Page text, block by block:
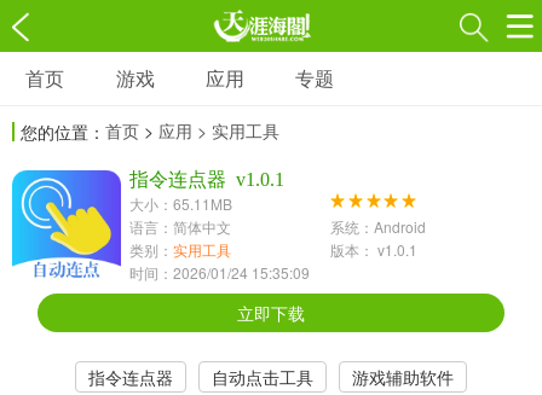
游戏
3697款应用
1597款应用
休闲益智
13387款应用
2196款应用
冒险解谜
1072款应用
418款应用
568款应用
首页 游戏 应用 专题
您的位置： 首页 > 应用 > 实用工具
指令连点器 v1.0.1
大小：65.11MB
语言：简体中文
系统：Android
类别： 实用工具
版本： v1.0.1
时间：2026/01/24 15:35:09
立即下载
指令连点器 自动点击工具
游戏辅助软件